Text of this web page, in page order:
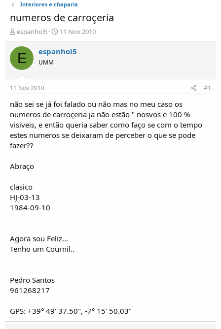
Interiores e chaparia
numeros de carroçeria
I
n
i
i
d
o
r
e
T
ó
p
c
espanhol5
D
a
t
í
i
o
11 Nov 2010
E espanhol5
UMM
11 Nov 2010 #1
não sei se já foi falado ou não mas no meu caso os
numeros de carroçeria ja não estão " nosvos e 100 %
visiveis, e então queria saber como faço se com o tempo
estes numeros se deixaram de perceber o que se pode
fazer??
Abraço
clasico
HJ-03-13
1984-09-10
Agora sou Feliz...
Tenho um Cournil..
Pedro Santos
961268217
GPS: +39° 49' 37.50", -7° 15' 50.03"